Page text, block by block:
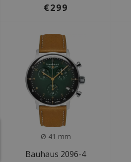
€299
Ø 41 mm
Bauhaus 2096-4